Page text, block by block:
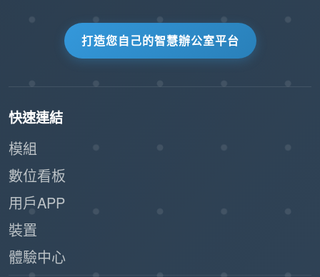
以簡化資源管理併為任何組織增加巨大的價值。
打造您自己的智慧辦公室平台
快速連結
模組
數位看板
用戶APP
裝置
體驗中心